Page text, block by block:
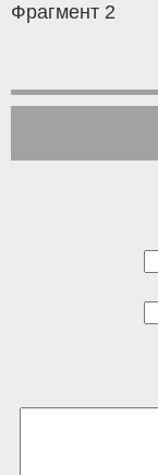
Фрагмент 2